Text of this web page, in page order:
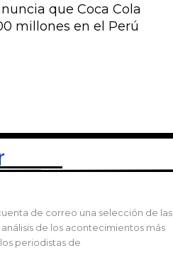
que Coca Cola
millones en el Perú
de correo una selección de las
de los acontecimientos más
periodistas de